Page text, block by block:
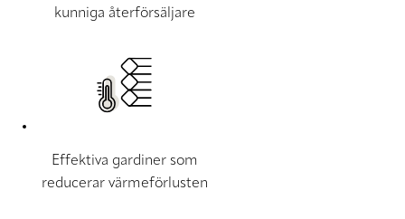
kunniga återförsäljare
Effektiva gardiner som
reducerar värmeförlusten